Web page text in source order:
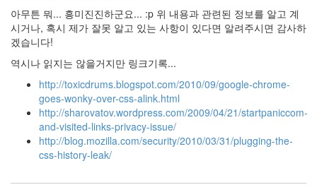
아무튼 뭐... 흥미진진하군요... :p 위 내용과 관련된 정보를 알고 계
시거나, 혹시 제가 잘못 알고 있는 사항이 있다면 알려주시면 감사하
겠습니다!
역시나 읽지는 않을거지만 링크기록...
http://toxicdrums.blogspot.com/2010/09/google-chrome-
goes-wonky-over-css-alink.html
http://sharovatov.wordpress.com/2009/04/21/startpaniccom-
and-visited-links-privacy-issue/
http://blog.mozilla.com/security/2010/03/31/plugging-the-
css-history-leak/
들
어
드
립...
By
hi8ar
Find!
Categories